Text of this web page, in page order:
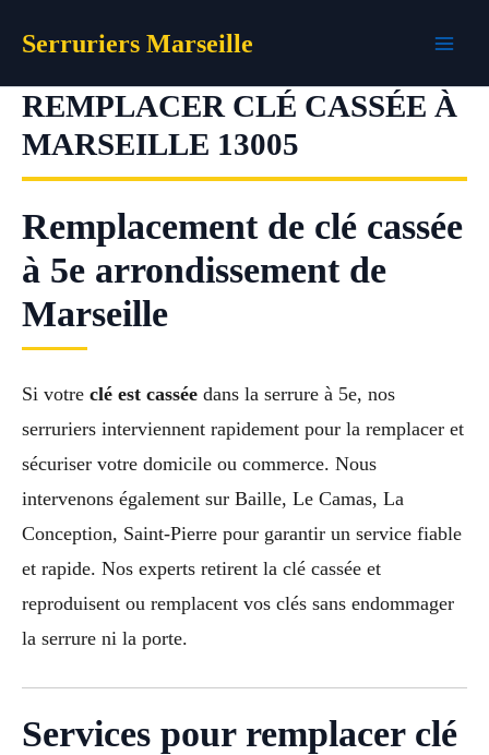
Serruriers Marseille
REMPLACER CLÉ CASSÉE À
MARSEILLE 13005
Remplacement de clé cassée
à 5e arrondissement de
Marseille
Si votre clé est cassée dans la serrure à 5e, nos
serruriers interviennent rapidement pour la remplacer et
sécuriser votre domicile ou commerce. Nous
intervenons également sur Baille, Le Camas, La
Conception, Saint-Pierre pour garantir un service fiable
et rapide. Nos experts retirent la clé cassée et
reproduisent ou remplacent vos clés sans endommager
la serrure ni la porte.
Services pour remplacer clé